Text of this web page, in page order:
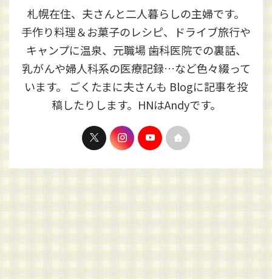
札幌在住、夫さんと二人暮らしの主婦です。
手作り料理＆お菓子のレシピ、ドライブ旅行や
キャンプに温泉、元職場 歯科医院での裏話、
乳がんや婦人科系の医療記録…など色々綴って
います。 ごくたまに夫さんも Blogに記事を投
稿したりします。HNはAndyです。